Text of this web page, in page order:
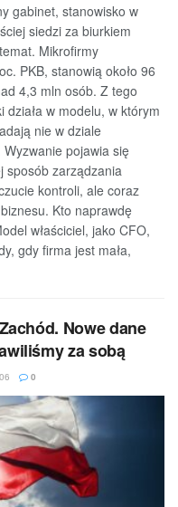
gabinet, stanowisko w
siedzi za biurkiem
Mikrofirmy
PKB, stanowią około 96
4,3 mln osób. Z tego
w modelu, w którym
nie w dziale
Wyzwanie pojawia się
sposób zarządzania
kontroli, ale coraz
Kto naprawdę
właściciel, jako CFO,
gdy firma jest mała,
Nowe dane
za sobą
0